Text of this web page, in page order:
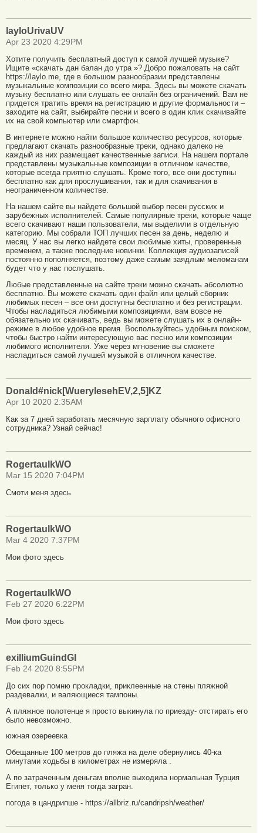
layloUrivaUV
Apr 23 2020 4:29PM
Хотите получить бесплатный доступ к самой лучшей музыке?
Ищите «скачать дан балан до утра »? Добро пожаловать на сайт
https://laylo.me, где в большом разнообразии представлены
музыкальные композиции со всего мира. Здесь вы можете скачать
музыку бесплатно или слушать ее онлайн без ограничений. Вам не
придется тратить время на регистрацию и другие формальности –
заходите на сайт, выбирайте песни и всего в один клик скачивайте
их на свой компьютер или смартфон.
В интернете можно найти большое количество ресурсов, которые
предлагают скачать разнообразные треки, однако далеко не
каждый из них размещает качественные записи. На нашем портале
представлены музыкальные композиции в отличном качестве,
которые всегда приятно слушать. Кроме того, все они доступны
бесплатно как для прослушивания, так и для скачивания в
неограниченном количестве.
На нашем сайте вы найдете большой выбор песен русских и
зарубежных исполнителей. Самые популярные треки, которые чаще
всего скачивают наши пользователи, мы выделили в отдельную
категорию. Мы собрали ТОП лучших песен за день, неделю и
месяц. У нас вы легко найдете свои любимые хиты, проверенные
временем, а также последние новинки. Коллекция аудиозаписей
постоянно пополняется, поэтому даже самым заядлым меломанам
будет что у нас послушать.
Любые представленные на сайте треки можно скачать абсолютно
бесплатно. Вы можете скачать один файл или целый сборник
любимых песен – все они доступны бесплатно и без регистрации.
Чтобы насладиться любимыми композициями, вам вовсе не
обязательно их скачивать, ведь вы можете слушать их в онлайн-
режиме в любое удобное время. Воспользуйтесь удобным поиском,
чтобы быстро найти интересующую вас песню или композиции
любимого исполнителя. Уже через мгновение вы сможете
насладиться самой лучшей музыкой в отличном качестве.
Donald#nick[WuerylesehEV,2,5]KZ
Apr 10 2020 2:35AM
Как за 7 дней заработать месячную зарплату обычного офисного
сотрудника? Узнай сейчас!
RogertaulkWO
Mar 15 2020 7:04PM
Смоти меня здесь
RogertaulkWO
Mar 4 2020 7:37PM
Мои фото здесь
RogertaulkWO
Feb 27 2020 6:22PM
Мои фото здесь
exilliumGuindGI
Feb 24 2020 8:55PM
До сих пор помню прокладки, приклеенные на стены пляжной
раздевалки, и валяющиеся тампоны.
А пляжное полотенце я просто выкинула по приезду- отстирать его
было невозможно.
южная озереевка
Обещанные 100 метров до пляжа на деле обернулись 40-ка
минутами ходьбы в километрах не измеряла .
А по затраченным деньгам вполне выходила нормальная Турция
Египет, только у меня тогда загран.
погода в цандрипше - https://allbriz.ru/candripsh/weather/